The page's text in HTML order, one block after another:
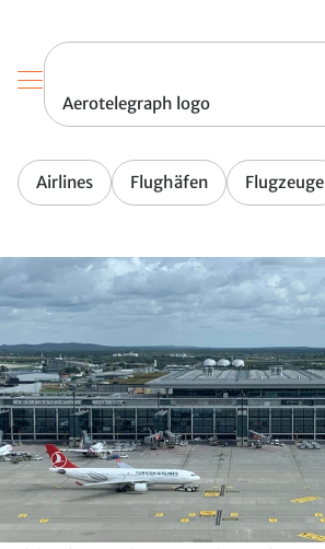
Aerotelegraph logo
Airlines Flughäfen Flugzeuge